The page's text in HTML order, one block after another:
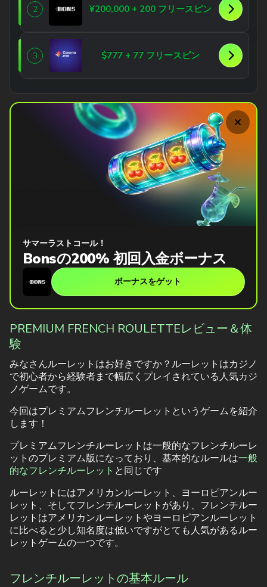
2 ¥200,000 + 200 フリースピン
3 $777 + 77 フリースピン
サマーラストコール！
Bonsの200% 初回入金ボーナス
ボーナスをゲット
PREMIUM FRENCH ROULETTEレビュー＆体
験
みなさんルーレットはお好きですか？ルーレットはカジノ
で初心者から経験者まで幅広くプレイされている人気カジ
ノゲームです。
今回はプレミアムフレンチルーレットというゲームを紹介
します！
プレミアムフレンチルーレットは一般的なフレンチルーレ
ットのプレミアム版になっており、基本的なルールは一般
的なフレンチルーレット と同じです
ルーレットにはアメリカンルーレット、ヨーロピアンルー
レット、そしてフレンチルーレットがあり、フレンチルー
レットはアメリカンルーレットやヨーロピアンルーレット
に比べると少し知名度は低いですがとても人気があるルー
レットゲームの一つです。
フレンチルーレットの基本ルール